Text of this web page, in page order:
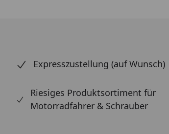
Expresszustellung (auf Wunsch)
Riesiges Produktsortiment für
Motorradfahrer & Schrauber